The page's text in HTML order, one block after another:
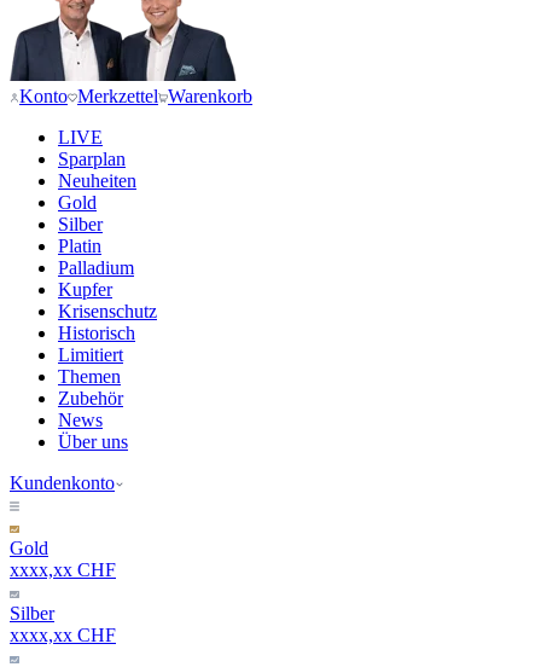
Konto Merkzettel Warenkorb
LIVE
Sparplan
Neuheiten
Gold
Silber
Platin
Palladium
Kupfer
Krisenschutz
Historisch
Limitiert
Themen
Zubehör
News
Über uns
Kundenkonto
Gold
xxxx,xx CHF
Silber
xxxx,xx CHF